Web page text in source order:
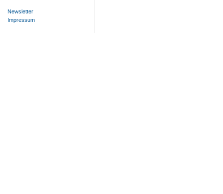
Newsletter
Impressum